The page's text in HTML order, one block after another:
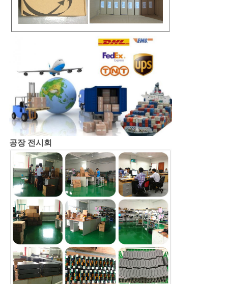
공장 전시회